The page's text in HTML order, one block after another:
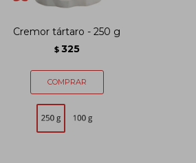
Cremor tártaro - 250 g
$ 325